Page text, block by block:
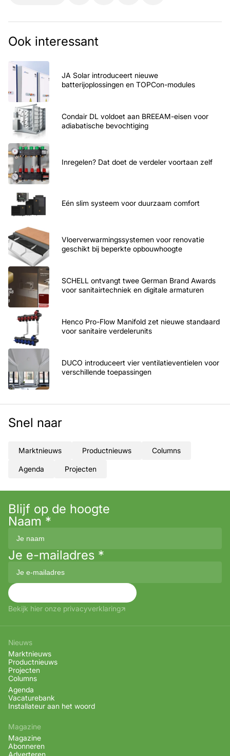
Ook interessant
JA Solar introduceert nieuwe
batterijoplossingen en TOPCon-modules
Condair DL voldoet aan BREEAM-eisen voor
adiabatische bevochtiging
Inregelen? Dat doet de verdeler voortaan zelf
Eén slim systeem voor duurzaam comfort
Vloerverwarmingssystemen voor renovatie
geschikt bij beperkte opbouwhoogte
SCHELL ontvangt twee German Brand Awards
voor sanitairtechniek en digitale armaturen
Henco Pro-Flow Manifold zet nieuwe standaard
voor sanitaire verdelerunits
DUCO introduceert vier ventilatieventielen voor
verschillende toepassingen
Snel naar
Marktnieuws Productnieuws Columns
Agenda Projecten
Blijf op de hoogte
Naam *
Je e-mailadres *
Bekijk hier onze privacyverklaring
Nieuws
Marktnieuws
Productnieuws
Projecten
Columns
Agenda
Vacaturebank
Installateur aan het woord
Magazine
Magazine
Abonneren